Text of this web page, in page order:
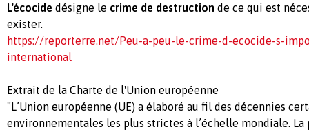
L'écocide désigne le crime de destruction de ce qui est
exister.
https://reporterre.net/Peu-a-peu-le-crime-d-ecocide-s-
international
Extrait de la Charte de l'Union européenne
"L’Union européenne (UE) a élaboré au fil des décennies
environnementales les plus strictes à l’échelle mondiale.